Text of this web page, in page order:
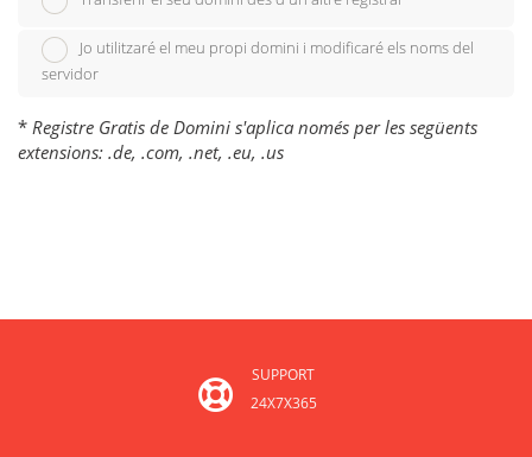
Jo utilitzaré el meu propi domini i modificaré els noms del
servidor
* Registre Gratis de Domini s'aplica només per les següents
extensions: .de, .com, .net, .eu, .us
SUPPORT
24X7X365